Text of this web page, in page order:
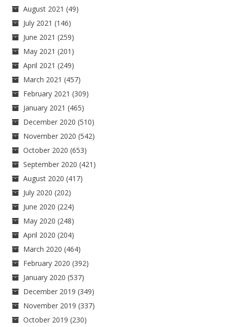
August 2021 (49)
July 2021 (146)
June 2021 (259)
May 2021 (201)
April 2021 (249)
March 2021 (457)
February 2021 (309)
January 2021 (465)
December 2020 (510)
November 2020 (542)
October 2020 (653)
September 2020 (421)
August 2020 (417)
July 2020 (202)
June 2020 (224)
May 2020 (248)
April 2020 (204)
March 2020 (464)
February 2020 (392)
January 2020 (537)
December 2019 (349)
November 2019 (337)
October 2019 (230)